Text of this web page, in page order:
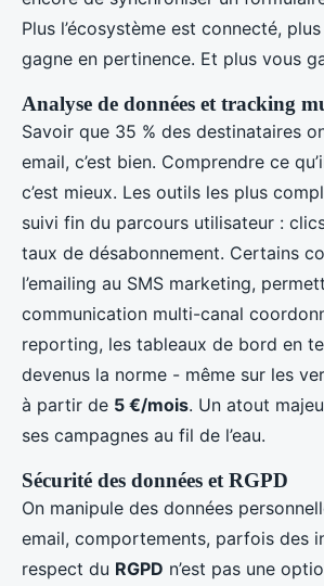
Plus l’écosystème est connecté,
gagne en pertinence. Et plus vous
Analyse de données et tracking
Savoir que 35 % des destinataires
email, c’est bien. Comprendre ce
c’est mieux. Les outils les plus
suivi fin du parcours utilisateur :
taux de désabonnement. Certains
l’emailing au SMS marketing,
communication multi-canal
reporting, les tableaux de bord en
devenus la norme - même sur les
à partir de 5 €/mois. Un atout
ses campagnes au fil de l’eau.
Sécurité des données et RGPD
On manipule des données
email, comportements, parfois des
respect du RGPD n’est pas une